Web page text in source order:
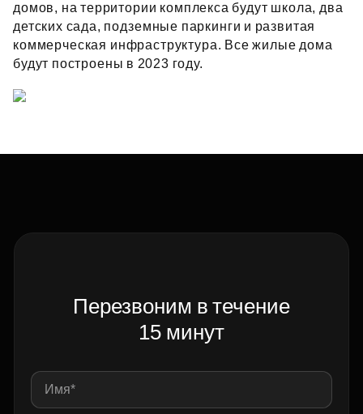
домов, на территории комплекса будут школа, два
детских сада, подземные паркинги и развитая
коммерческая инфраструктура. Все жилые дома
будут построены в 2023 году.
Перезвоним в течение
15 минут